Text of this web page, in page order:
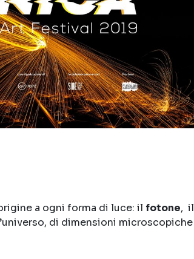
a ogni forma di luce: il fotone, il
di dimensioni microscopiche